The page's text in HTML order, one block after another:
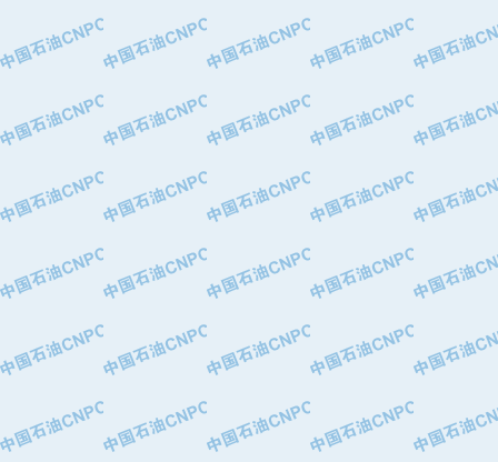
·上海人民企业集团有限公司
·西安巨力石油技术有限责任公司
·青岛汉缆股份有限公司
·厦门市榕兴新世纪石油设备制造有限
·大港油田集团中成机械制造有限公司
·承德司达石油装备开发公司
·四川明星电缆有限公司
·中国石油大庆石油化工总厂
·中国石油化工股份有限公司催化剂长
·北京长空工业有限公司
·北京中旭阳光石油天然气科技有限公
·托肯恒山科技（广州）有限公司
·北京德泰联华科技发展有限公司